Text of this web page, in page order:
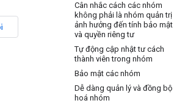
Cân nhắc cách các nhóm
không phải là nhóm quản trị
ảnh hưởng đến tính bảo mật
và quyền riêng tư
Tự động cập nhật tư cách
thành viên trong nhóm
Bảo mật các nhóm
Dễ dàng quản lý và đồng bộ
hoá nhóm